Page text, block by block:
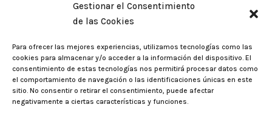
Gestionar el Consentimiento
de las Cookies
Para ofrecer las mejores experiencias, utilizamos tecnologías como las
cookies para almacenar y/o acceder a la información del dispositivo. El
consentimiento de estas tecnologías nos permitirá procesar datos como
el comportamiento de navegación o las identificaciones únicas en este
sitio. No consentir o retirar el consentimiento, puede afectar
negativamente a ciertas características y funciones.